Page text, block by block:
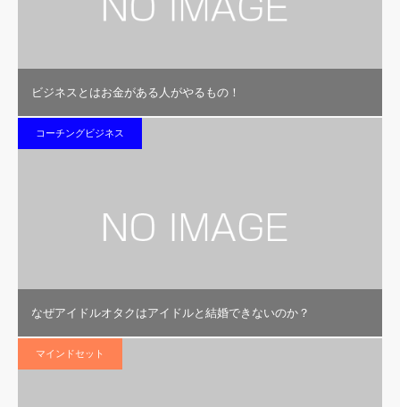
ビジネスとはお金がある人がやるもの！
コーチングビジネス
なぜアイドルオタクはアイドルと結婚できないのか？
マインドセット